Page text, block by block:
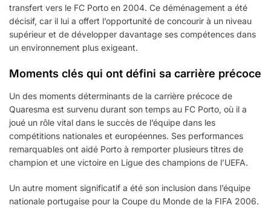
transfert vers le FC Porto en 2004. Ce déménagement a été
décisif, car il lui a offert l’opportunité de concourir à un niveau
supérieur et de développer davantage ses compétences dans
un environnement plus exigeant.
Moments clés qui ont défini sa carrière précoce
Un des moments déterminants de la carrière précoce de
Quaresma est survenu durant son temps au FC Porto, où il a
joué un rôle vital dans le succès de l’équipe dans les
compétitions nationales et européennes. Ses performances
remarquables ont aidé Porto à remporter plusieurs titres de
champion et une victoire en Ligue des champions de l’UEFA.
Un autre moment significatif a été son inclusion dans l’équipe
nationale portugaise pour la Coupe du Monde de la FIFA 2006.